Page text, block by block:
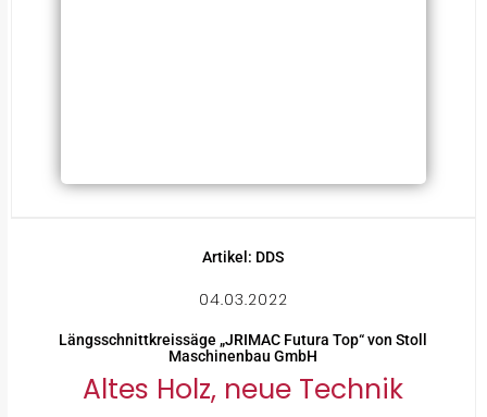
Artikel: DDS
04.03.2022
Längsschnittkreissäge „JRIMAC Futura Top“ von Stoll
Maschinenbau GmbH
Altes Holz, neue Technik